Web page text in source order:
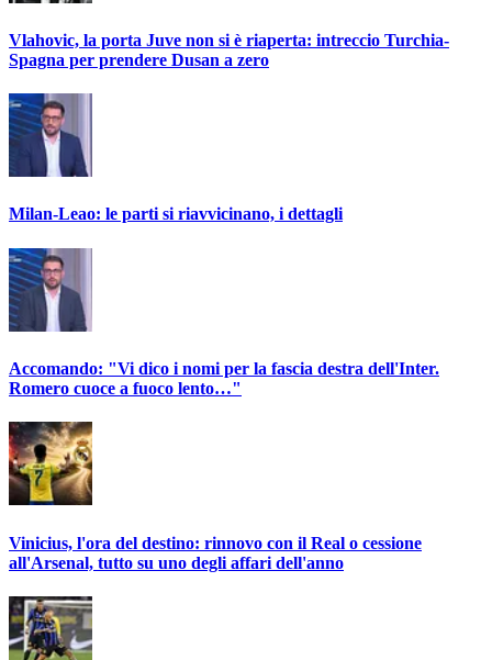
Vlahovic, la porta Juve non si è riaperta: intreccio Turchia-
Spagna per prendere Dusan a zero
Milan-Leao: le parti si riavvicinano, i dettagli
Accomando: "Vi dico i nomi per la fascia destra dell'Inter.
Romero cuoce a fuoco lento…"
Vinicius, l'ora del destino: rinnovo con il Real o cessione
all'Arsenal, tutto su uno degli affari dell'anno